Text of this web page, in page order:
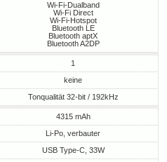
Wi-Fi-Dualband
Wi-Fi Direct
Wi-Fi-Hotspot
Bluetooth LE
Bluetooth aptX
Bluetooth A2DP
1
keine
Tonqualität 32-bit / 192kHz
4315 mAh
Li-Po, verbauter
USB Type-C, 33W